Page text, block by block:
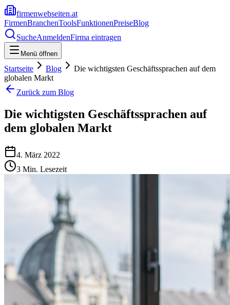
firmenwebseiten.at
FirmenBranchenToolsFunktionenPreiseBlog
SucheAnmeldenFirma eintragen
Menü öffnen
Startseite Blog
Die wichtigsten Geschäftssprachen auf dem
globalen Markt
Zurück zum Blog
Die wichtigsten Geschäftssprachen auf
dem globalen Markt
4. März 2022
3 Min. Lesezeit